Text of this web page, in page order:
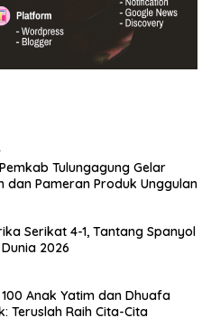
Tulungagung Gelar
dan Pameran Produk Unggulan
Serikat 4-1, Tantang Spanyol
2026
Anak Yatim dan Dhuafa
Teruslah Raih Cita-Cita